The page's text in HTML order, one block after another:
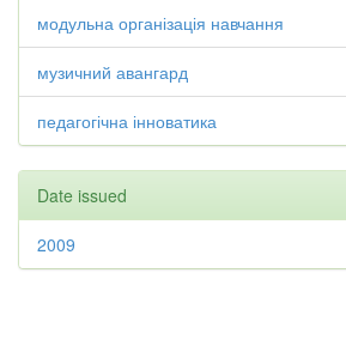
модульна організація навчання
музичний авангард
педагогічна інноватика
Date issued
2009